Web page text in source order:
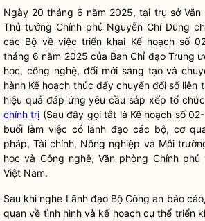
Ngày 20 tháng 6 năm 2025, tại trụ sở Văn
Thủ tướng Chính phủ Nguyễn Chí Dũng
các Bộ về việc triển khai Kế hoạch số
tháng 6 năm 2025 của BanChỉ đạoTrung
học, công nghệ, đổi mới sáng tạo và
hành Kế hoạch thúc đẩy chuyển đổi số liên
hiệu quả đáp ứng yêu cầu sắp xếp tổ
chính trị (Sau đây gọi tắt là Kế hoạch số
buổi làm việc có lãnh đạo các bộ, cơ
pháp, Tài chính, Nông nghiệp và Môi
học và Công nghệ, Văn phòng Chính
Việt Nam.
Sau khi nghe Lãnh đạo Bộ Công an báo
quan về tình hình và kế hoạch cụ thể triển